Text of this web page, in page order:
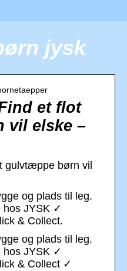
jysk
et flot
vil elske –
gulvtæppe børn vil
og plads til leg.
JYSK ✓
& Collect.
og plads til leg.
JYSK ✓
& Collect ✓